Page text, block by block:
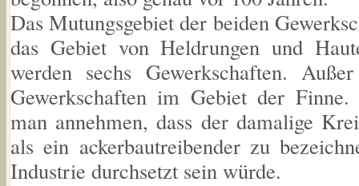
Das Mutungsgebiet der beiden
das Gebiet von Heldrungen und
werden sechs Gewerkschaften.
Gewerkschaften im Gebiet der
man annehmen, dass der damalige
als ein ackerbautreibender zu
Industrie durchsetzt sein würde.